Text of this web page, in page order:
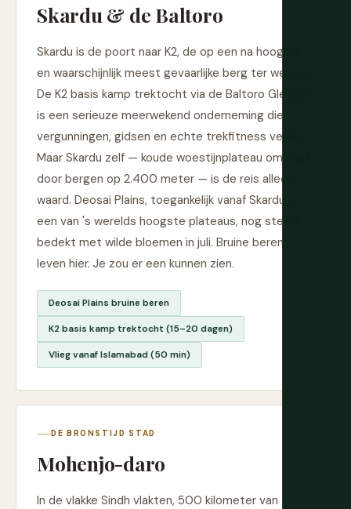
Skardu & de Baltoro
Skardu is de poort naar K2, de op een na hoogste
en waarschijnlijk meest gevaarlijke berg ter wereld.
De K2 basis kamp trektocht via de Baltoro Gletsjer
is een serieuze meerwekend onderneming die
vergunningen, gidsen en echte trekfitness vereist.
Maar Skardu zelf — koude woestijnplateau omringd
door bergen op 2.400 meter — is de reis alleen
waard. Deosai Plains, toegankelijk vanaf Skardu, is
een van 's werelds hoogste plateaus, nog steeds
bedekt met wilde bloemen in juli. Bruine beren
leven hier. Je zou er een kunnen zien.
Deosai Plains bruine beren
K2 basis kamp trektocht (15–20 dagen)
Vlieg vanaf Islamabad (50 min)
DE BRONSTIJD STAD
Mohenjo-daro
In de vlakke Sindh vlakten, 500 kilometer van